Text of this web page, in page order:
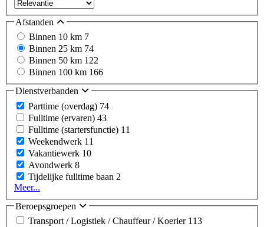
Afstanden
Binnen 10 km 7
Binnen 25 km 74
Binnen 50 km 122
Binnen 100 km 166
Dienstverbanden
Parttime (overdag) 74
Fulltime (ervaren) 43
Fulltime (startersfunctie) 11
Weekendwerk 11
Vakantiewerk 10
Avondwerk 8
Tijdelijke fulltime baan 2
Meer...
Beroepsgroepen
Transport / Logistiek / Chauffeur / Koerier 113